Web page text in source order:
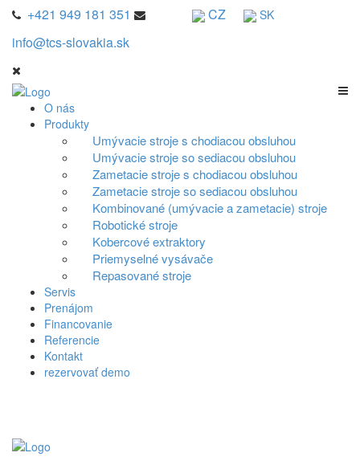
+421 949 181 351
info@tcs-slovakia.sk
CZ SK
O nás
Produkty
Umývacie stroje s chodiacou obsluhou
Umývacie stroje so sediacou obsluhou
Zametacie stroje s chodiacou obsluhou
Zametacie stroje so sediacou obsluhou
Kombinované (umývacie a zametacie) stroje
Robotické stroje
Kobercové extraktory
Priemyselné vysávače
Repasované stroje
Servis
Prenájom
Financovanie
Referencie
Kontakt
rezervovať demo